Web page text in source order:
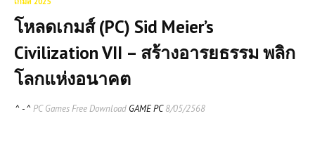
โหลดเกมส์ (PC) Sid Meier’s
Civilization VII – สร้างอารยธรรม พลิก
โลกแห่งอนาคต
^ - ^ PC Games Free Download GAME PC8/05/2568